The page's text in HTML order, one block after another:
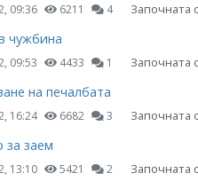
09:36 6211 4 Започната
чужбина
09:53 4433 1 Започната
на печалбата
16:24 6682 3 Започната
за заем
13:10 5421 2 Започната